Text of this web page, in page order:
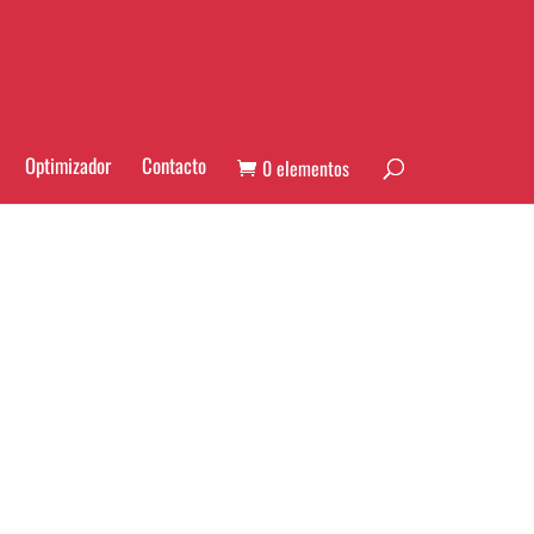
Optimizador Contacto 0 elementos